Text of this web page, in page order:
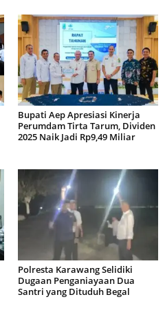
Bupati Aep Apresiasi Kinerja
Perumdam Tirta Tarum, Dividen
2025 Naik Jadi Rp9,49 Miliar
Polresta Karawang Selidiki
Dugaan Penganiayaan Dua
Santri yang Dituduh Begal